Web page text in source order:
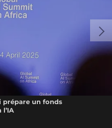
prépare un fonds